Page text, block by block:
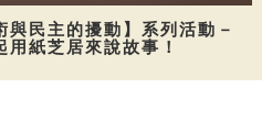
與民主的擾動】系列活動－
紙芝居來說故事！